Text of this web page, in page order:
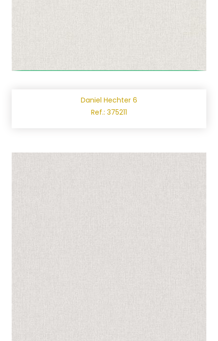
Daniel Hechter 6
Ref.: 375211